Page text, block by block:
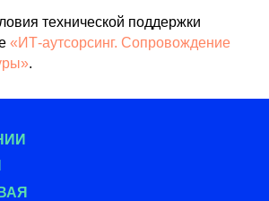
технической поддержки
«ИТ-аутсорсинг. Сопровождение
.